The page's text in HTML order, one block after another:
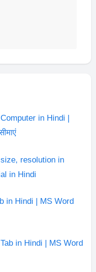
in Hindi |
resolution in
in Hindi
in Hindi | MS Word
in Hindi | MS Word